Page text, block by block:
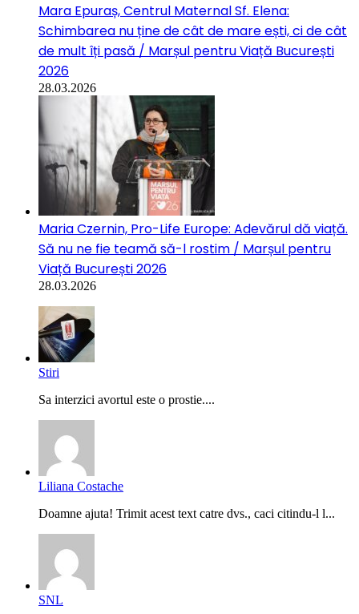
Mara Epuraș, Centrul Maternal Sf. Elena:
Schimbarea nu ține de cât de mare ești, ci de cât
de mult îți pasă / Marșul pentru Viață București
2026
28.03.2026
Maria Czernin, Pro-Life Europe: Adevărul dă viață.
Să nu ne fie teamă să-l rostim / Marșul pentru
Viață București 2026
28.03.2026
Stiri
Sa interzici avortul este o prostie....
Liliana Costache
Doamne ajuta! Trimit acest text catre dvs., caci citindu-l l...
SNL